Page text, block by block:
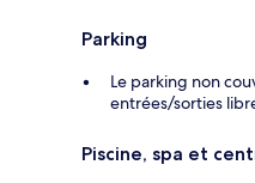
Parking
Le parking non
entrées/sorties
Piscine, spa et